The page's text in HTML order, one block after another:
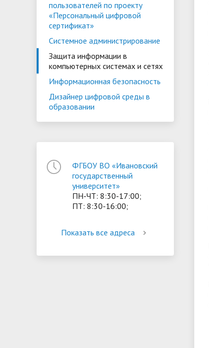
пользователей по проекту
«Персональный цифровой
сертификат»
Системное администрирование
Защита информации в
компьютерных системах и сетях
Информационная безопасность
Дизайнер цифровой среды в
образовании
ФГБОУ ВО «Ивановский
государственный
университет»
ПН-ЧТ: 8:30-17:00;
ПТ: 8:30-16:00;
Показать все адреса